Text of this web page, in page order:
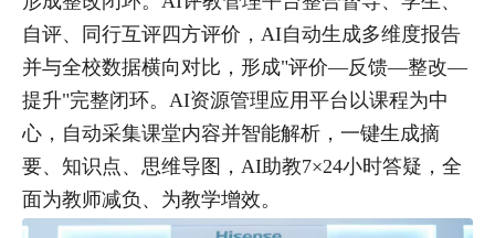
自评、同行互评四方评价，AI自动生成多维度报告
并与全校数据横向对比，形成"评价—反馈—整改—
提升"完整闭环。AI资源管理应用平台以课程为中
心，自动采集课堂内容并智能解析，一键生成摘
要、知识点、思维导图，AI助教7×24小时答疑，全
面为教师减负、为教学增效。